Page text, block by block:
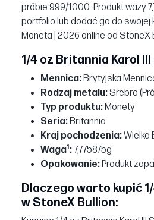
próbie 999/1000. Produkt waży
portfolio lub dodać go do swojej
Moneta | 2026 online od
1/4 oz Britannia Karol
Mennica:Brytyjska
Rodzaj metalu:Srebro
Typ produktu:Monety
Seria:Britannia
Kraj pochodzenia:Wielka
Waga1: 7,775875g
Opakowanie:Produkt
Dlaczego warto kupić
w StoneX Bullion: